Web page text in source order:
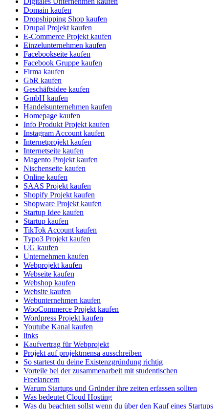
Domain kaufen
Dropshipping Shop kaufen
Drupal Projekt kaufen
E-Commerce Projekt kaufen
Einzelunternehmen kaufen
Facebookseite kaufen
Facebook Gruppe kaufen
Firma kaufen
GbR kaufen
Geschäftsidee kaufen
GmbH kaufen
Handelsunternehmen kaufen
Homepage kaufen
Info Produkt Projekt kaufen
Instagram Account kaufen
Internetprojekt kaufen
Internetseite kaufen
Magento Projekt kaufen
Nischenseite kaufen
Online kaufen
SAAS Projekt kaufen
Shopify Projekt kaufen
Shopware Projekt kaufen
Startup Idee kaufen
Startup kaufen
TikTok Account kaufen
Typo3 Projekt kaufen
UG kaufen
Unternehmen kaufen
Webprojekt kaufen
Webseite kaufen
Webshop kaufen
Website kaufen
Webunternehmen kaufen
WooCommerce Projekt kaufen
Wordpress Projekt kaufen
Youtube Kanal kaufen
links
Kaufvertrag für Webprojekt
Projekt auf projektmensa ausschreiben
So startest du deine Existenzgründung richtig
Vorteile bei der zusammenarbeit mit studentischen
Freelancern
Warum Startups und Gründer ihre zeiten erfassen sollten
Was bedeutet Cloud Hosting
Was du beachten sollst wenn du über den Kauf eines Startups